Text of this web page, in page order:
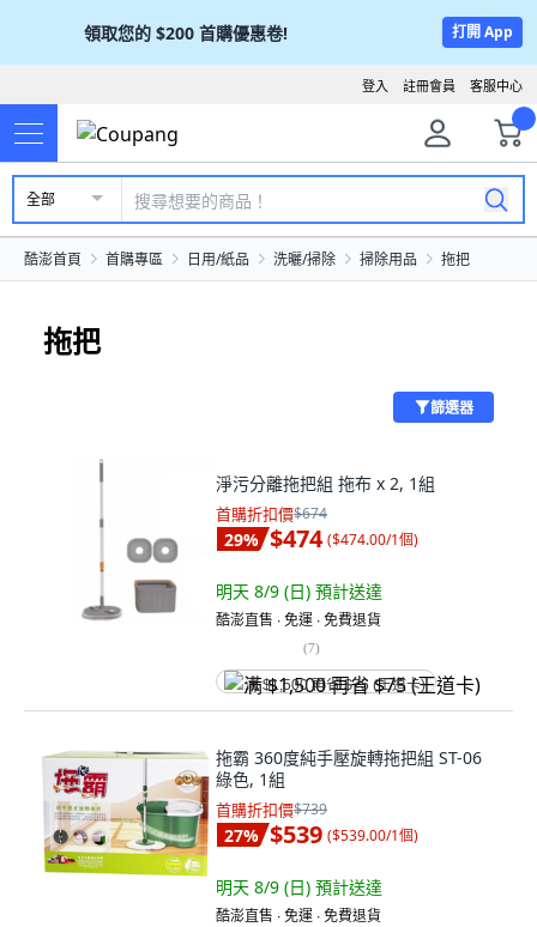
領取您的 $200 首購優惠卷! 打開 App
客服中心
註冊會員
登入
全部
酷澎首頁 首購專區 日用/紙品 洗曬/掃除 掃除用品 拖把
拖把
篩選器
淨污分離拖把組 拖布 x 2, 1組
首購折扣價$674
29% $474 ($474.00/1個)
明天 8/9 (日) 預計送達
酷澎直售 ∙ 免運 ∙ 免費退貨
(7)
满 $1,500 再省 $75 (王道卡)
拖霸 360度純手壓旋轉拖把組 ST-06
綠色, 1組
首購折扣價$739
27% $539 ($539.00/1個)
明天 8/9 (日) 預計送達
酷澎直售 ∙ 免運 ∙ 免費退貨